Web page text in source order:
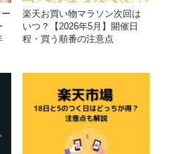
楽天お買い物マラソン次回は
いつ？【2026年5月】開催日
程・買う順番の注意点